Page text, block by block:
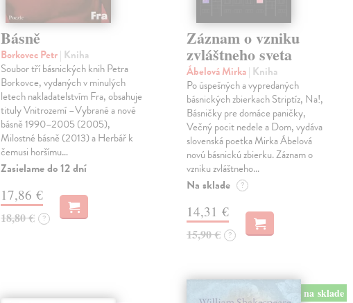
Básně
Borkovec Petr| Kniha
Soubor tří básnických knih Petra
Borkovce, vydaných v minulých
letech nakladatelstvím Fra, obsahuje
tituly Vnitrozemí –Vybrané a nové
básně 1990–2005 (2005),
Milostné básně (2013) a Herbář k
čemusi horšímu…
Zasielame do 12 dní
17,86 €
18,80 € ?
Záznam o vzniku
zvláštneho sveta
Ábelová Mirka| Kniha
Po úspešných a vypredaných
básnických zbierkach Striptíz, Na!,
Básničky pre domáce paničky,
Večný pocit nedele a Dom, vydáva
slovenská poetka Mirka Ábelová
novú básnickú zbierku. Záznam o
vzniku zvláštneho…
Na sklade ?
14,31 €
15,90 € ?
na sklade